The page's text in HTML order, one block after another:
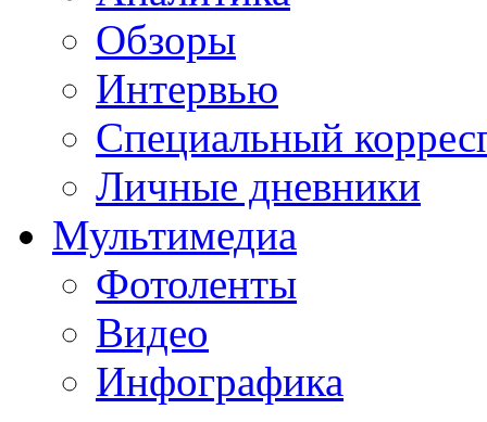
Обзоры
Интервью
Специальный
Личные дневники
Мультимедиа
Фотоленты
Видео
Инфографика